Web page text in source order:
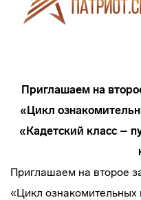
Приглашаем на
«Цикл
«Кадетский класс –
Приглашаем на второе
«Цикл